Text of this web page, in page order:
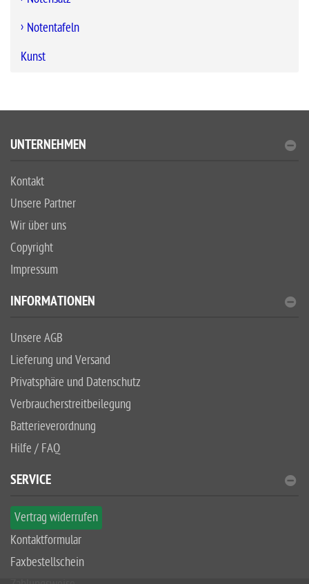
Notentafeln
Kunst
UNTERNEHMEN
Kontakt
Unsere Partner
Wir über uns
Copyright
Impressum
INFORMATIONEN
Unsere AGB
Lieferung und Versand
Privatsphäre und Datenschutz
Verbraucherstreitbeilegung
Batterieverordnung
Hilfe / FAQ
SERVICE
Vertrag widerrufen
Kontaktformular
Faxbestellschein